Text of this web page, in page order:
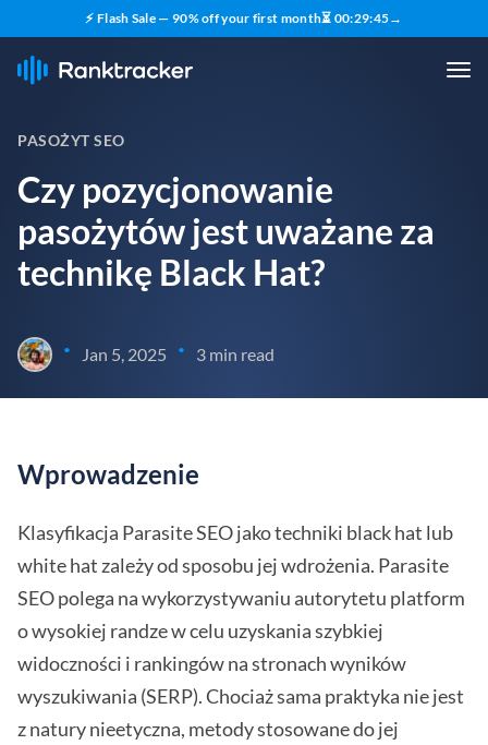
⚡ Flash Sale — 90% off your first month⏳ 00:29:45→
PASOŻYT SEO
Czy pozycjonowanie
pasożytów jest uważane za
technikę Black Hat?
• Jan 5, 2025 • 3 min read
Wprowadzenie
Klasyfikacja Parasite SEO jako techniki black hat lub
white hat zależy od sposobu jej wdrożenia. Parasite
SEO polega na wykorzystywaniu autorytetu platform
o wysokiej randze w celu uzyskania szybkiej
widoczności i rankingów na stronach wyników
wyszukiwania (SERP). Chociaż sama praktyka nie jest
z natury nieetyczna, metody stosowane do jej